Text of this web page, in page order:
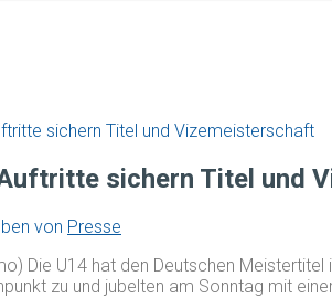
sichern Titel und Vizemeisterschaft
sichern Titel und
von Presse
Die U14 hat den Deutschen
zu und jubelten am Sonntag mit